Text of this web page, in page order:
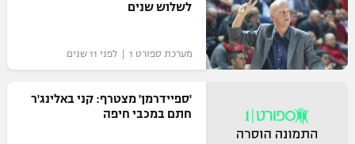
לשלוש שנים
מערכת ספורט 1 | לפני 11 שנים
'ספיידרמן' מצטרף: קני באלינג'ר
חתם במכבי חיפה